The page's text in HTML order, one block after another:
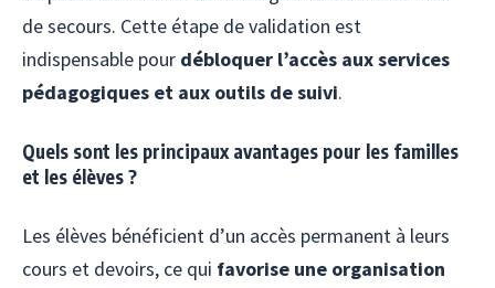
de secours. Cette étape de validation est
indispensable pour débloquer l’accès aux services
pédagogiques et aux outils de suivi.
Quels sont les principaux avantages pour les familles
et les élèves ?
Les élèves bénéficient d’un accès permanent à leurs
cours et devoirs, ce qui favorise une organisation